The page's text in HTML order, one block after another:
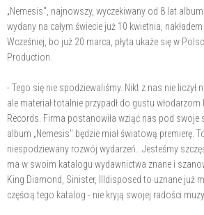
„Nemesis", najnowszy, wyczekiwany od 8 lat
wydany na całym świecie już 10 kwietnia,
Wcześniej, bo już 20 marca, płyta ukaże się w
Production.
- Tego się nie spodziewaliśmy. Nikt z nas nie liczył
ale materiał totalnie przypadł do gustu
Records. Firma postanowiła wziąć nas pod swoje
album „Nemesis" będzie miał światową premierę.
niespodziewany rozwój wydarzeń...Jesteśmy
ma w swoim katalogu wydawnictwa znane i
King Diamond, Sinister, Illdisposed to uznane już
częścią tego katalog - nie kryją swojej radości